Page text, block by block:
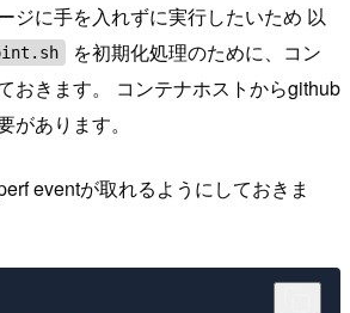
ジに手を入れずに実行したいため 以
を初期化処理のために、コン
おきます。 コンテナホストからgithub
があります。
eventが取れるようにしておきま